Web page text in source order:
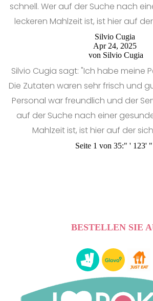
schnell. Wer auf der Suche nach
leckeren Mahlzeit ist, ist hier auf
Silvio Cugia
Apr 24, 2025
von Silvio Cugia
Silvio Cugia sagt: "Ich habe meine
Die Zutaten waren sehr frisch und
Personal war freundlich und der
auf der Suche nach einer
Mahlzeit ist, ist hier auf der
Seite 1 von 35:" ' 1 23' "
BESTELLEN SIE